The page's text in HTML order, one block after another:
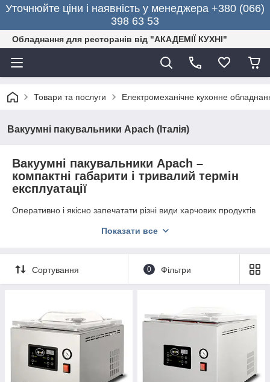
Уточнюйте ціни і наявність у менеджера +380 (066)
398 63 53
Обладнання для ресторанів від "АКАДЕМІЇ КУХНІ"
Товари та послуги Електромеханічне кухонне
Вакуумні пакувальники Apach (Італія)
Вакуумні пакувальники Apach –
компактні габарити і тривалий термін
експлуатації
Оперативно і якісно запечатати різні види харчових продуктів
вакуумні пакувальники Apach . Професійна техніка широко
магазинах. Придбання пристрою дає можливість власникам
підприємств харчування зберігати продукти в ідеальних
Завдяки застосуванню обладнання повністю усувається
кисень з упаковки і можливість проникнення забруднень.
Корпуси техніки виконані із спеціальної нержавіючої сталі,
яка відрізняється стійкістю до зносу і корозії.
Показати все
Сортування 0 Фільтри